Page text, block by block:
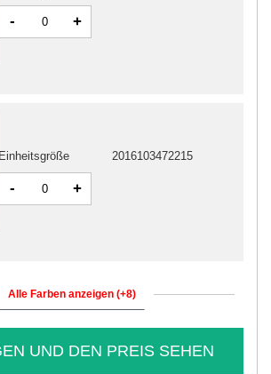
- +
Einheitsgröße 2016103472215
- +
Alle Farben anzeigen (+8)
UND DEN PREIS SEHEN